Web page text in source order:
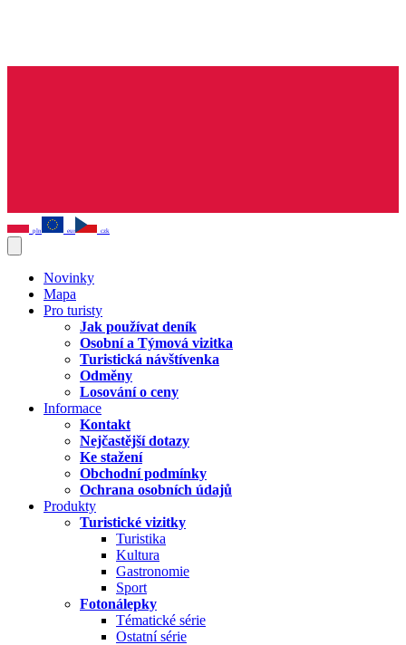
pln eur czk
Novinky
Mapa
Pro turisty
Jak používat deník
Osobní a Týmová vizitka
Turistická návštívenka
Odměny
Losování o ceny
Informace
Kontakt
Nejčastější dotazy
Ke stažení
Obchodní podmínky
Ochrana osobních údajů
Produkty
Turistické vizitky
Turistika
Kultura
Gastronomie
Sport
Fotonálepky
Tématické série
Ostatní série